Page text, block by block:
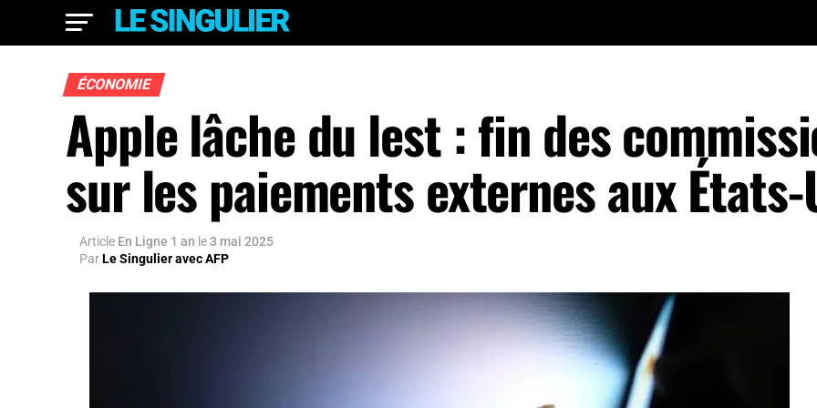
ÉCONOMIE
Apple lâche du lest : fin des
sur les paiements externes aux
Article En Ligne 1 an le3 mai 2025
ParLe Singulier avec AFP